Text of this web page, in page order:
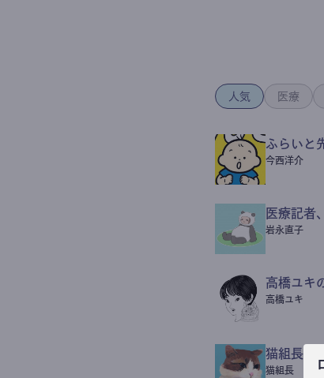
人気 医療
ふらいと
今西洋介
医療記者
岩永直子
高橋ユキ
高橋ユキ
猫組長
猫組長